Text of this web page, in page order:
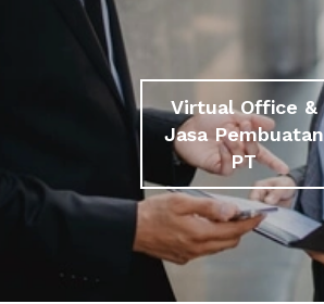
Virtual Office &
Jasa Pembuatan
PT